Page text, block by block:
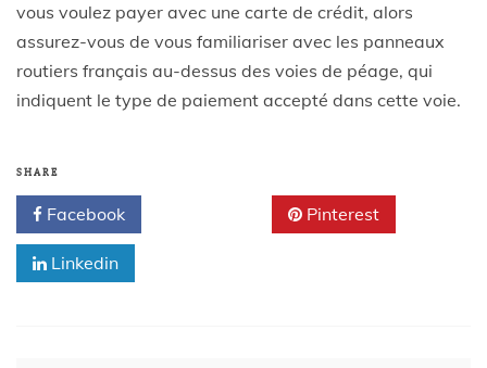
vous voulez payer avec une carte de crédit, alors
assurez-vous de vous familiariser avec les panneaux
routiers français au-dessus des voies de péage, qui
indiquent le type de paiement accepté dans cette voie.
SHARE
Facebook Pinterest
Linkedin